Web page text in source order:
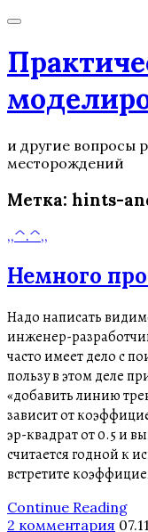
и другие вопросы
месторождений
Метка: hints-
,,^.^,,
Немного про
Надо написать
инженер-
часто имеет дело с
пользу в этом деле
«добавить линию
зависит от
эр-квадрат от 0.5 и
считается годной к
встретите
Continue Reading
2 комментария